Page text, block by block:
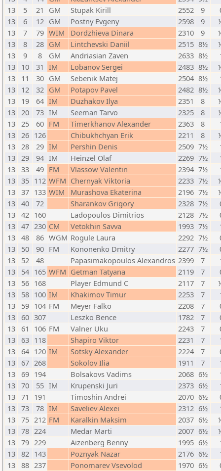
13
5 21 GM Stupak Kirill 2552 9
13
6 12 GM Postny Evgeny 2598 9
13
7 79 WIM Dordzhieva Dinara 2310 9
13
8 28 GM Lintchevski Daniil 2515 8½
13
9 8 GM Andriasian Zaven 2633 8½
13
10 31 IM Lobanov Sergei 2483 8½
13
11 30 GM Sebenik Matej 2504 8½
13
12 32 GM Potapov Pavel 2482 8½
13
19 64 IM Duzhakov Ilya 2351 8
13 20 73 IM Seeman Tarvo 2325 8
13 25 60 FM Timerkhanov Alexander 2363 8
13 26 126 Chibukhchyan Erik 2211 8
13 28 29 IM Pershin Denis 2509 7½
13 29 94 IM Heinzel Olaf 2269 7½
13 33 49 FM Vlassow Valentin 2394 7½
13 35 112 WFM Chernyak Viktoria 2233 7½
13 37 133 WIM Murashova Ekaterina 2196 7½
13 40 72 Sharankov Grigory 2328 7½
13 42 160 Ladopoulos Dimitrios 2128 7½
13 47 230 CM Vetokhin Savva 1993 7½
13 48 86 WGM Rogule Laura 2292 7½
13
50 90 FM Kononenko Dmitry 2277 7½
13
52 48 Papasimakopoulos Alexandros 2399 7
13
54 165 WFM Getman Tatyana 2119 7
13
56 168 Player Edmund C 2117 7
13
58 100 IM Khakimov Timur 2253 7
13
59 104 FM Meyer Falko 2208 7
13
60 307 Leszko Bence 1782 7
13 61 106 FM Valner Uku 2243 7
13
63 118 Shapiro Viktor 2231 7
13 64 120 IM Sotsky Alexander 2224 7
13
67 268 Sokolov Ilia 1911 7
13 69 194 Bolsakovs Vadims 2068 6½
13 70 55 IM Krupenski Juri 2373 6½
13 71 191 Timoshin Andrei 2070 6½
13 73 78 IM Saveliev Alexei 2312 6½
13 75 212 FM Karalkin Maksim 2037 6½
13 78 224 Medar Marti 2007 6½
13 79 229 Aizenberg Benny 1995 6½
13 82 143 Poznyak Nazar 2176 6½
13 88 237 Ponomarev Vsevolod 1970 6½